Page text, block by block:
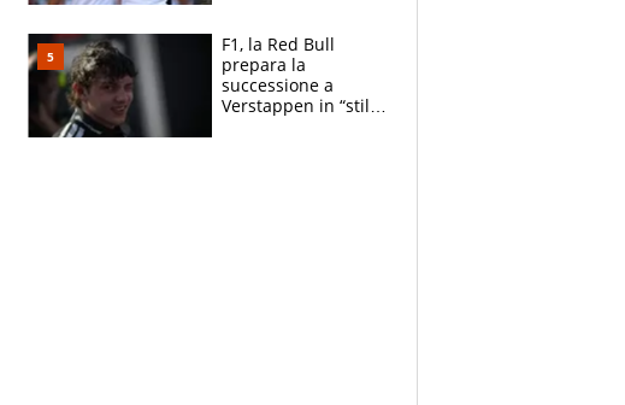
agli US Open
F1, la Red Bull
prepara la
successione a
Verstappen in “stile